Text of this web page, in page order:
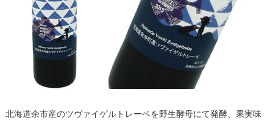
北海道余市産のツヴァイゲルトレーベを野生酵母にて発酵、果実味